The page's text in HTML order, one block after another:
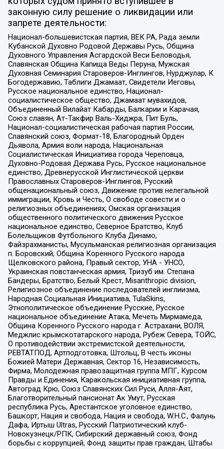
законную силу решение о ликвидации или
запрете деятельности:
Национал-большевистская партия, ВЕК РА, Рада земли
Кубанской Духовно Родовой Державы Русь, Община
Духовного Управления Асгардской Веси Беловодья,
Славянская Община Капища Веды Перуна, Мужская
Духовная Семинария Староверов-Инглингов, Нурджулар, К
Богодержавию, Таблиги Джамаат, Свидетели Иеговы,
Русское национальное единство, Национал-
социалистическое общество, Джамаат мувахидов,
Объединенный Вилайат Кабарды, Балкарии и Карачая,
Союз славян, Ат-Такфир Валь-Хиджра, Пит Буль,
Национал-социалистическая рабочая партия России,
Славянский союз, Формат-18, Благородный Орден
Дьявола, Армия воли народа, Национальная
Социалистическая Инициатива города Череповца,
Духовно-Родовая Держава Русь, Русское национальное
единство, Древнерусской Инглистической церкви
Православных Староверов-Инглингов, Русский
общенациональный союз, Движение против нелегальной
иммиграции, Кровь и Честь, О свободе совести и о
религиозных объединениях, Омская организация
общественного политического движения Русское
национальное единство, Северное Братство, Клуб
Болельщиков Футбольного Клуба Динамо,
Файзрахманисты, Мусульманская религиозная организация
п. Боровский, Община Коренного Русского народа
Щелковского района, Правый сектор, УНА - УНСО,
Украинская повстанческая армия, Тризуб им. Степана
Бандеры, Братство, Белый Крест, Misanthropic division,
Религиозное объединение последователей инглиизма,
Народная Социальная Инициатива, TulaSkins,
Этнополитическое объединение Русские, Русское
национальное объединение Атака, Мечеть Мирмамеда,
Община Коренного Русского народа г. Астрахани, ВОЛЯ,
Меджлис крымскотатарского народа, Рубеж Севера, ТОЙС,
О противодействии экстремистской деятельности,
РЕВТАТПОД, Артподготовка, Штольц, В честь иконы
Божией Матери Державная, Сектор 16, Независимость,
Фирма, Молодежная правозащитная группа МПГ, Курсом
Правды и Единения, Каракольская инициативная группа,
Автоград Крю, Союз Славянских Сил Руси, Алля-Аят,
Благотворительный пансионат Ак Умут, Русская
республика Русь, Арестантское уголовное единство,
Башкорт, Нация и свобода, Нация и свобода, W.H.С., Фалунь
Дафа, Иртыш Ultras, Русский Патриотический клуб-
Новокузнецк/РПК, Сибирский державный союз, Фонд
борьбы с коррупцией, Фонд защиты прав граждан, Штабы